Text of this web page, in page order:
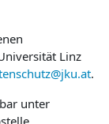
Linz
.
unter